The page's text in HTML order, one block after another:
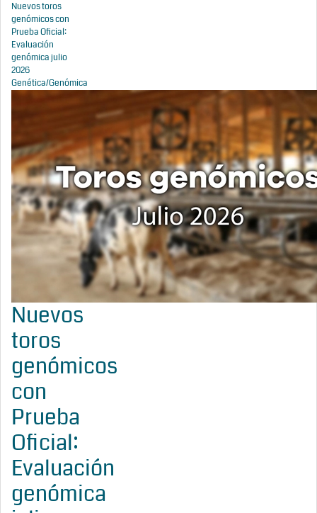
Nuevos toros
genómicos con
Prueba Oficial:
Evaluación
genómica julio
2026
Genética/Genómica
Nuevos
toros
genómicos
con
Prueba
Oficial:
Evaluación
genómica